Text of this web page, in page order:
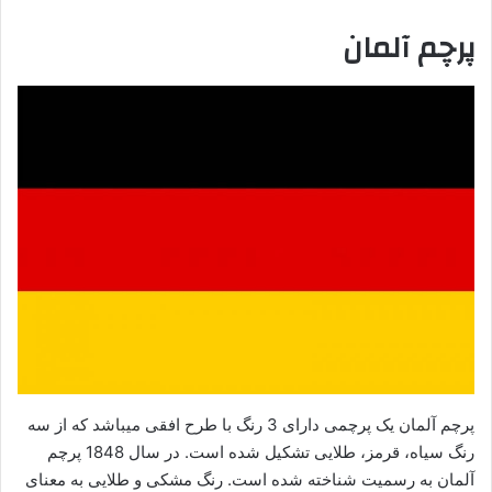
پرچم آلمان
پرچم آلمان یک پرچمی دارای 3 رنگ با طرح افقی میباشد که از سه
رنگ سیاه، قرمز، طلایی تشکیل شده است. در سال 1848 پرچم
آلمان به رسمیت شناخته شده است. رنگ مشکی و طلایی به معنای